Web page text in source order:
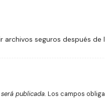
archivos seguros después de
publicada. Los campos